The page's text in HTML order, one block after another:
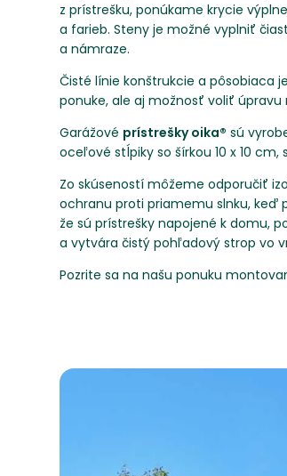
z prístrešku, ponúkame krycie
a farieb. Steny je možné vyplniť
a námraze.
Čisté línie konštrukcie a pôsobiaca
ponuke, ale aj možnosť voliť
Garážové prístrešky oika® sú
oceľové stĺpiky so šírkou 10 x 10
Zo skúseností môžeme odporučiť
ochranu proti priamemu slnku, keď
že sú prístrešky napojené k domu,
a vytvára čistý pohľadový strop vo
Pozrite sa na našu ponuku